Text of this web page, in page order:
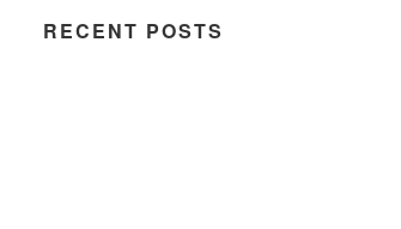
RECENT POSTS